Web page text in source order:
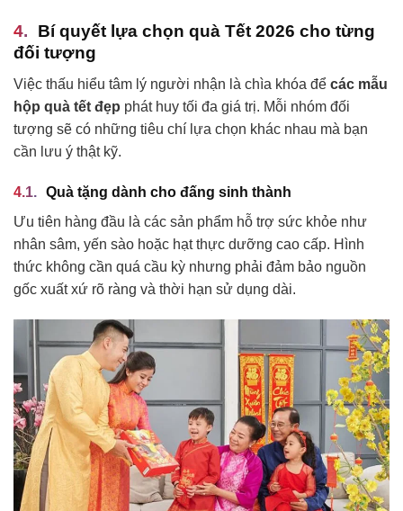
Bí quyết lựa chọn quà Tết 2026 cho từng
đối tượng
Việc thấu hiểu tâm lý người nhận là chìa khóa để các mẫu
hộp quà tết đẹp phát huy tối đa giá trị. Mỗi nhóm đối
tượng sẽ có những tiêu chí lựa chọn khác nhau mà bạn
cần lưu ý thật kỹ.
Quà tặng dành cho đấng sinh thành
Ưu tiên hàng đầu là các sản phẩm hỗ trợ sức khỏe như
nhân sâm, yến sào hoặc hạt thực dưỡng cao cấp. Hình
thức không cần quá cầu kỳ nhưng phải đảm bảo nguồn
gốc xuất xứ rõ ràng và thời hạn sử dụng dài.